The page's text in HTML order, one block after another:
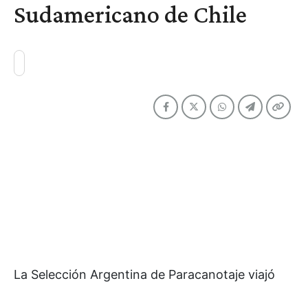
Sudamericano de Chile
La Selección Argentina de Paracanotaje viajó